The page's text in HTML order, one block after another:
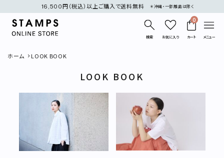
16,500円（税込）以上ご購入で送料無料 ＊沖縄・一部離島は除く
検索 お気に入り
0
カート メニュー
search
新着商品
ホーム LOOK BOOK
LOOK BOOK